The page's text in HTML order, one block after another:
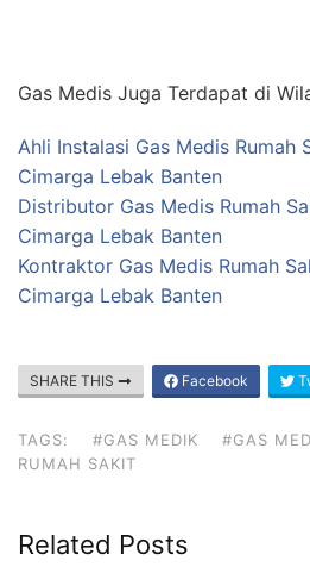
Gas Medis Juga Terdapat di
Ahli Instalasi Gas Medis Rumah
Cimarga Lebak Banten
Distributor Gas Medis Rumah
Cimarga Lebak Banten
Kontraktor Gas Medis Rumah
Cimarga Lebak Banten
SHARE THIS Facebook
TAGS: #GAS MEDIK #GAS
RUMAH SAKIT
Related Posts